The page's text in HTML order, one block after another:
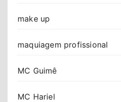
make up
maquiagem profissional
MC Guimê
MC Hariel